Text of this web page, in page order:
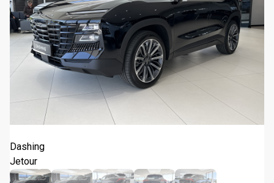
Jetour Dashing 1.5T DCT 2026
Dashing
Jetour